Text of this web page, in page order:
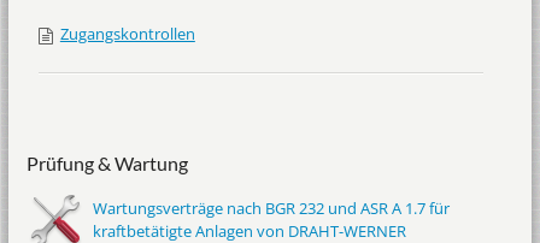
Zugangskontrollen
Prüfung & Wartung
Wartungsverträge nach BGR 232 und ASR A 1.7 für
kraftbetätigte Anlagen von DRAHT-WERNER